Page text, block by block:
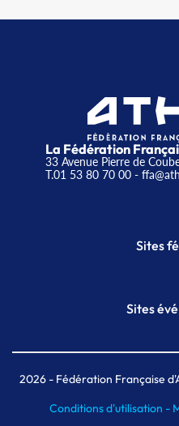
La Fédération
33 Avenue Pierre de
T.01 53 80 70 00-
Sites
Sites
Meeting
MAIF
2026- Fédération Française
Conditions d'utilisation -